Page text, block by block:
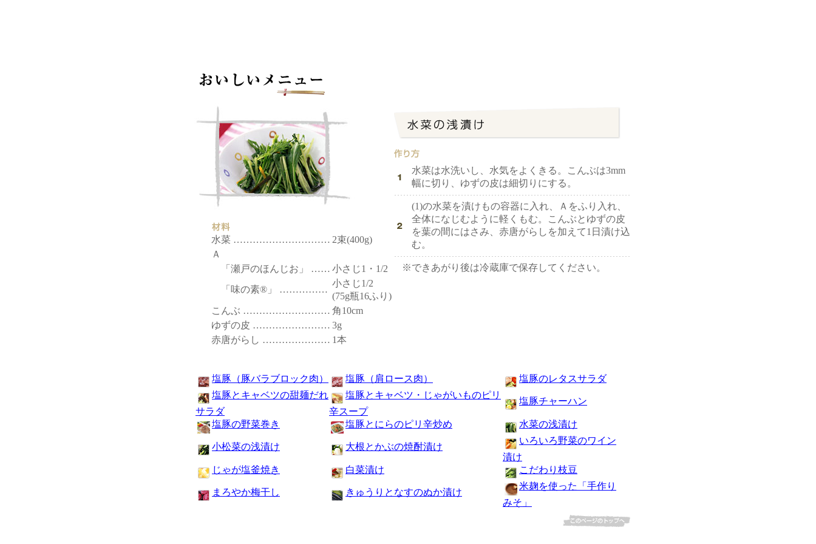
水菜 ………………………… 2束(400g)
Ａ
「瀬戸のほんじお」 …… 小さじ1・1/2
「味の素®」 ……………
小さじ1/2
(75g瓶16ふり)
こんぶ ……………………… 角10cm
ゆずの皮 …………………… 3g
赤唐がらし ………………… 1本
水菜は水洗いし、水気をよくきる。こんぶは3mm
幅に切り、ゆずの皮は細切りにする。
(1)の水菜を漬けもの容器に入れ、Ａをふり入れ、
全体になじむように軽くもむ。こんぶとゆずの皮
を葉の間にはさみ、赤唐がらしを加えて1日漬け込
む。
※できあがり後は冷蔵庫で保存してください。
塩豚（豚バラブロック肉） 塩豚（肩ロース肉）
塩豚のレタスサラダ
塩豚とキャベツの甜麺だれ
サラダ
塩豚とキャベツ・じゃがいものピリ
辛スープ
塩豚チャーハン
塩豚の野菜巻き 塩豚とにらのピリ辛炒め 水菜の浅漬け
小松菜の浅漬け 大根とかぶの焼酎漬け
いろいろ野菜のワイン
漬け
じゃが塩釜焼き
白菜漬け こだわり枝豆
まろやか梅干し きゅうりとなすのぬか漬け
米麹を使った「手作り
みそ」